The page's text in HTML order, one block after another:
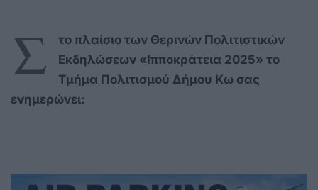
Σ
το πλαίσιο των Θερινών Πολιτιστικών
Εκδηλώσεων «Ιπποκράτεια 2025» το
Τμήμα Πολιτισμού Δήμου Κω σας
ενημερώνει: